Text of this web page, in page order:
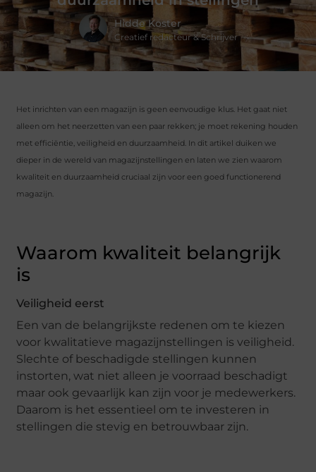
Hidde Koster
Creatief redacteur & Schrijver
Het inrichten van een magazijn is geen eenvoudige klus. Het gaat niet
alleen om het neerzetten van een paar rekken; je moet rekening houden
met efficiëntie, veiligheid en duurzaamheid. In dit artikel duiken we
dieper in de wereld van magazijnstellingen en laten we zien waarom
kwaliteit en duurzaamheid cruciaal zijn voor een goed functionerend
magazijn.
Waarom kwaliteit belangrijk
is
Veiligheid eerst
Een van de belangrijkste redenen om te kiezen
voor kwalitatieve magazijnstellingen is veiligheid.
Slechte of beschadigde stellingen kunnen
instorten, wat niet alleen je voorraad beschadigt
maar ook gevaarlijk kan zijn voor je medewerkers.
Daarom is het essentieel om te investeren in
stellingen die stevig en betrouwbaar zijn.